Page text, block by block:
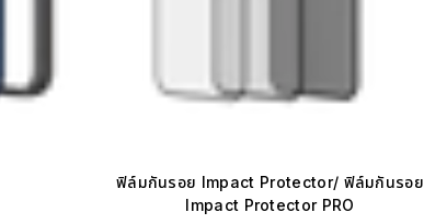
ฟิล์มกันรอย Impact Protector/ ฟิล์มกันรอย
Impact Protector PRO